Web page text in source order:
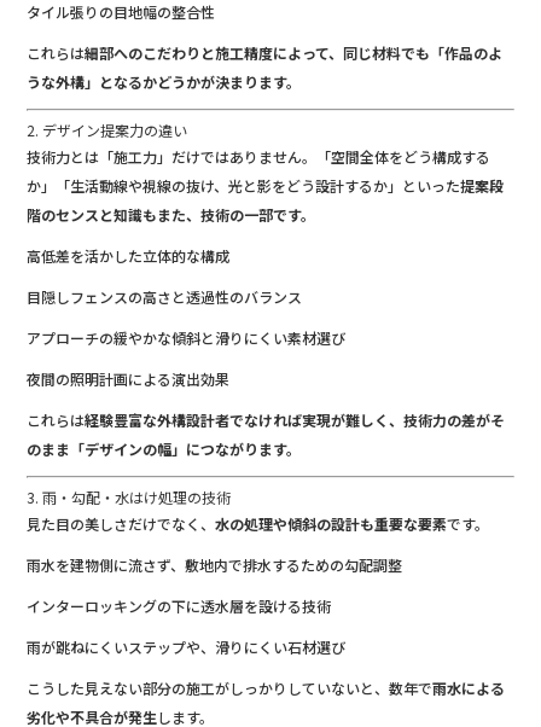
タイル張りの目地幅の整合性
これらは細部へのこだわりと施工精度によって、同じ材料でも「作品のよ
うな外構」となるかどうかが決まります。
2. デザイン提案力の違い
技術力とは「施工力」だけではありません。「空間全体をどう構成する
か」「生活動線や視線の抜け、光と影をどう設計するか」といった提案段
階のセンスと知識もまた、技術の一部です。
高低差を活かした立体的な構成
目隠しフェンスの高さと透過性のバランス
アプローチの緩やかな傾斜と滑りにくい素材選び
夜間の照明計画による演出効果
これらは経験豊富な外構設計者でなければ実現が難しく、技術力の差がそ
のまま「デザインの幅」につながります。
3. 雨・勾配・水はけ処理の技術
見た目の美しさだけでなく、水の処理や傾斜の設計も重要な要素です。
雨水を建物側に流さず、敷地内で排水するための勾配調整
インターロッキングの下に透水層を設ける技術
雨が跳ねにくいステップや、滑りにくい石材選び
こうした見えない部分の施工がしっかりしていないと、数年で雨水による
劣化や不具合が発生します。